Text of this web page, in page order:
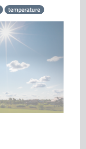
temperature